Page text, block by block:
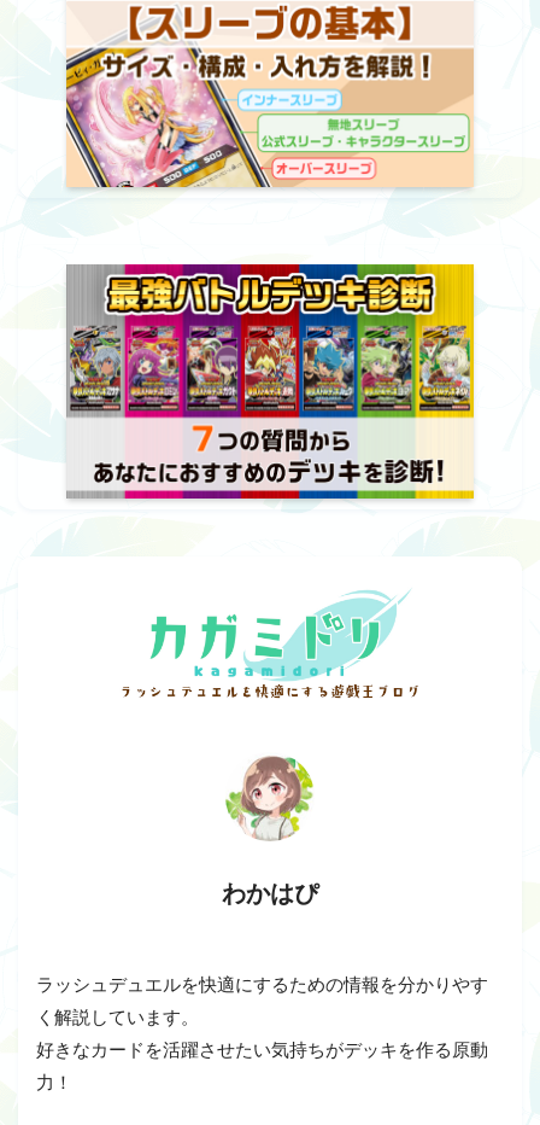
わかはぴ
ラッシュデュエルを快適にするための情報を分かりやす
く解説しています。
好きなカードを活躍させたい気持ちがデッキを作る原動
力！